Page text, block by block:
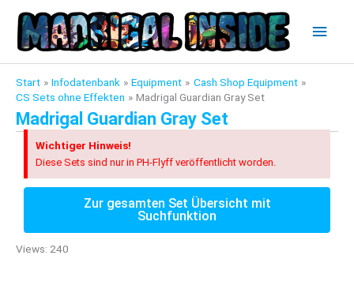
Inhalt
springen
Start Infodatenbank Equipment
Cash Shop Equipment
CS Sets ohne Effekten
Madrigal Guardian Gray Set
Madrigal Guardian Gray Set
Wichtiger Hinweis!
Diese Sets sind nur in PH-Flyff veröffentlicht worden.
Zur gesamten Set Übersicht mit
Suchfunktion
Views: 240